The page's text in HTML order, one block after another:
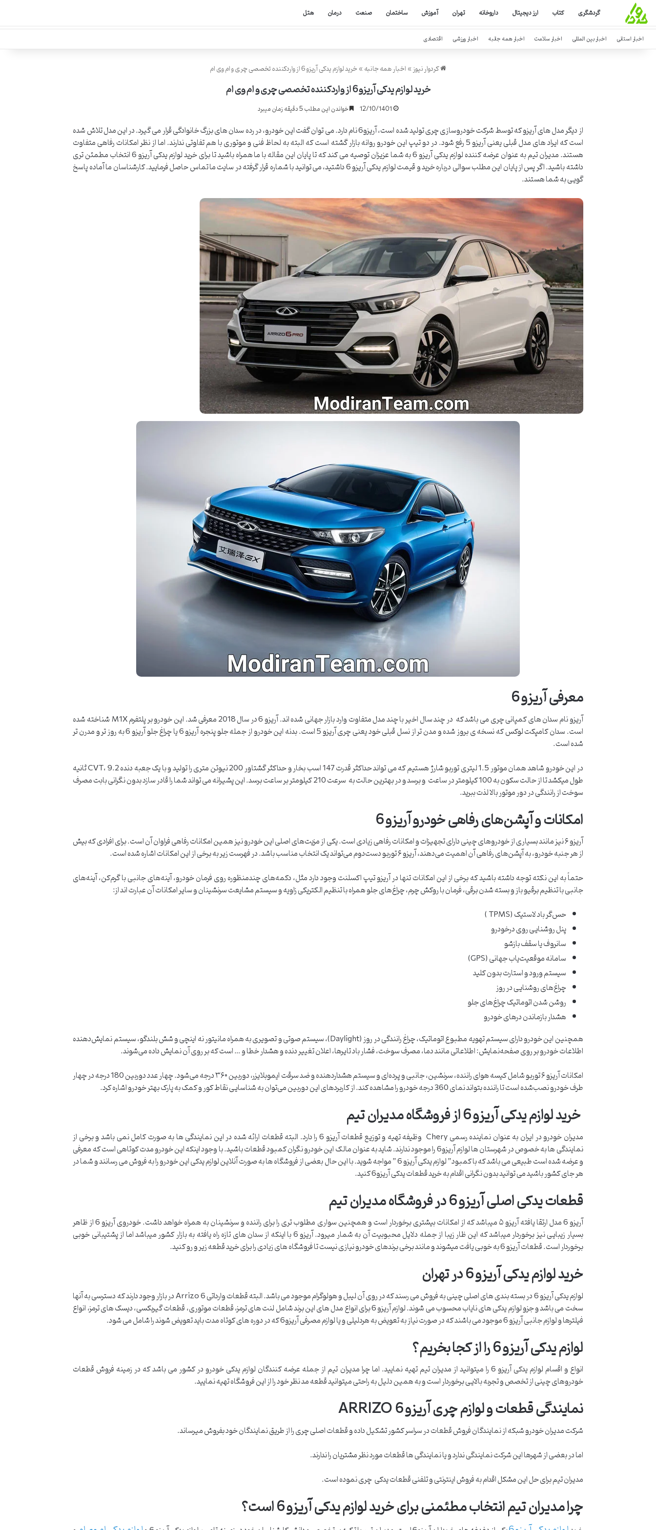
گردشگری کتاب ارز دیجیتال داروخانه تهران آموزش ساختمان صنعت درمان هتل
اخبار استانی اخبار بین المللی اخبار سلامت اخبار همه جانبه اخبار ورزشی اقتصادی
کردوار نیوز»اخبار همه جانبه»خرید لوازم یدکی آریزو 6 از واردکننده تخصصی چری و ام وی ام
خرید لوازم یدکی آریزو 6 از واردکننده تخصصی چری و ام وی ام
12/10/1401 خواندن این مطلب 5 دقیقه زمان میبرد
از دیگر مدل های آریزو که توسط شرکت خودروسازی چری تولید شده است، آریزو6 نام دارد. می توان گفت این خودرو، در رده سدان های بزرگ خانوادگی قرار می گیرد. در این مدل تلاش شده
است که ایراد های مدل قبلی یعنی آریزو 5 رفع شود. در دو تیپ این خودرو روانه بازار گشته است که البته به لحاظ فنی و موتوری با هم تفاوتی ندارند. اما از نظر امکانات رفاهی متفاوت
هستند. مدیران تیم به عنوان عرضه کننده لوازم یدکی آریزو 6 به شما عزیزان توصیه می کند که تا پایان این مقاله با ما همراه باشید تا برای خرید لوازم یدکی آریزو 6 انتخاب مطمئن تری
داشته باشید. اگر پس از پایان این مطلب سوالی درباره خرید و قیمت لوازم یدکی آریزو 6 داشتید، می توانید با شماره قرار گرفته در سایت ما تماس حاصل فرمایید. کارشناسان ما آماده پاسخ
گویی به شما هستند.
معرفی آریزو 6
آریزو نام سدان های کمپانی چری می باشد که در چند سال اخیر با چند مدل متفاوت وارد بازار جهانی شده اند. آریزو 6 در سال 2018 معرفی شد. این خودرو بر پلتفرم M1X شناخته شده
است. سدان کامپکت لوکس که نسخه ی بروز شده و مدن تر از نسل قبلی خود یعنی چری آریزو 5 است. بدنه این خودرو از جمله جلو پنجره آریزو 6 یا چراغ جلو آریزو 6 به روز تر و مدرن تر
شده است.
در این خودرو شاهد همان موتور 1.5 لیتری توربو شارژ هستیم که می تواند حداکثر قدرت 147 اسب بخار و حداکثر گشتاور 200 نیوتن متری را تولید و با یک جعبه دنده CVT، 9.2 ثانیه
طول میکشد تا از حالت سکون به 100 کیلومتر در ساعت و برسد و در بهترین حالت به سرعت 210 کیلومتر بر ساعت برسد. این پشیرانه می تواند شما را قادر سازد بدون نگرانی بابت مصرف
سوخت از رانندگی در دور موتور بالا لذت ببرید.
امکانات و آپشن‌های رفاهی خودرو آریزو 6
آریزو ۶ نیز مانند بسیاری از خودروهای چینی دارای تجهیزات و امکانات رفاهی زیادی است. یکی از مزیت‌های اصلی این خودرو نیز همین امکانات رفاهی فراوان آن است. برای افرادی که بیش
از هر جنبه خودرو، به آپشن‌های رفاهی آن اهمیت می‌دهند، آریزو ۶ توربو دست‌دوم می‌تواند یک انتخاب مناسب باشد. در فهرست زیر به برخی از این امکانات اشاره ‌شده است.
حتماً به این نکته توجه داشته باشید که برخی از این امکانات تنها در آریزو تیپ اکسلنت وجود دارد مثل، دکمه‌های چندمنظوره روی فرمان خودرو، آینه‌های جانبی با گرم‌کن، آینه‌های
جانبی با تنظیم برقیو باز و بسته شدن برقی، فرمان با روکش چرم، چراغ‌های جلو همراه با تنظیم الکتریکی زاویه و سیستم مشایعت سرنشینان و سایر امکانات آن عبارت اند از:
حس‌گر باد لاستیک (TPMS )
پنل روشنایی روی درخودرو
سانروف یا سقف بازشو
سامانه موقعیت‌یاب جهانی (GPS)
سیستم ورود و استارت بدون کلید
چراغ‌های روشنایی در روز
روشن شدن اتوماتیک چراغ‌های جلو
هشدار بازماندن درهای خودرو
همچنین این خودرو دارای سیستم تهویه مطبوع اتوماتیک، چراغ رانندگی در روز (Daylight)، سیستم صوتی و تصویری به همراه مانیتور نه اینچی و شش بلندگو، سیستم نمایش‌دهنده
اطلاعات خودرو بر روی صفحه‌نمایش: اطلاعاتی مانند دما، مصرف سوخت، فشار باد تایرها، اعلان تغییر دنده و هشدار خطا و … است که بر روی آن نمایش داده می‌شوند.
امکانات آریزو ۶ توربو شامل کیسه هوای راننده، سرنشین، جانبی و پرده‌ای و سیستم هشداردهنده و ضد سرقت ایموبلایزر، دوربین ۳۶۰ درجه می‌شود. چهار عدد دوربین 180 درجه در چهار
طرف خودرو نصب‌شده است تا راننده بتواند نمای 360 درجه خودرو را مشاهده کند. از کاربردهای این دوربین می‌توان به شناسایی نقاط کور و کمک به پارک بهتر خودرو اشاره کرد.
خرید لوازم یدکی آریزو 6 از فروشگاه مدیران تیم
مدیران خودرو در ایران به عنوان نماینده رسمی Chery وظیفه تهیه و توزیع قطعات آریزو 6 را دارد. البته قطعات ارائه شده در این نمایندگی ها به صورت کامل نمی باشد و برخی از
نمایندگی ها به خصوص در شهرستان ها لوازم آریزو6 را موجود ندارند. شاید به عنوان مالک این خودرو نگران کمبود قطعات باشید. با وجود اینکه این خودرو مدت کوتاهی است که معرفی
و عرضه شده است طبیعی می باشد که با کمبود” لوازم یدکی آریزو 6 ” مواجه شوید. با این حال بعضی از فروشگاه ها به صورت آنلاین لوازم یدکی این خودرو را به فروش می رسانند و شما در
هر جای کشور باشید می توانید بدون نگرانی اقدام به خرید قطعات یدکی آریزو6 کنید.
قطعات یدکی اصلی آریزو 6 در فروشگاه مدیران تیم
آریزو 6 مدل ارتقا یافته آریزو ۵ میباشد که از امکانات بیشتری برخوردار است و همچنین سواری مطلوب تری را برای راننده و سرنشینان به همراه خواهد داشت. خودروی آریزو 6 از ظاهر
بسیار زیبایی نیز برخوردار میباشد که این ظار زیبا از جمله دلایل محبوبیت آن به شمار میرود. آریزو 6 با اینکه از سدان های تازه راه یافته به بازار کشور میباشد اما از پشتیبانی خوبی
برخوردار است. قطعات آریزو 6 به خوبی یافت میشوند و مانند برخی برندهای خودرو نیازی نیست تا فروشگاه های زیادی را برای خرید قطعه زیر و رو کنید.
خرید لوازم یدکی آریزو 6 در تهران
لوازم یدکی آریزو 6 در بسته بندی های اصلی چینی به فروش می رسند که در روی آن لیبل و هولوگرام موجود می باشد. البته قطعات وارداتی Arrizo 6 در بازار وجود دارند که دسترسی به آنها
سخت می باشد و جزو لوازم یدکی های نایاب محسوب می شوند. لوازم آریزو 6 برای انواع مدل های این برند شامل لنت های ترمز، قطعات موتوری، قطعات گیربکسی، دیسک های ترمز، انواع
فیلترها و لوازم جانبی آریزو 6 موجود می باشند که در صورت نیاز به تعویض به هردلیلی و یا لوازم مصرفی آریزو6 که در دوره های کوتاه مدت باید تعویض شوند را شامل می شود.
لوازم یدکی آریزو 6 را از کجا بخریم؟
انواع و اقسام لوازم یدکی آریزو 6 را میتوانید از مدیران تیم تهیه نمایید. اما چرا مدیران تیم از جمله عرضه کنندگان لوازم یدکی خودرو در کشور می باشد که در زمینه فروش قطعات
خودروهای چینی از تخصص و تجربه بالایی برخوردار است و به همین دلیل به راحتی میتوانید قطعه مد نظر خود را از این فروشگاه تهیه نمایید.
نمایندگی قطعات و لوازم چری آریزوARRIZO 6
شرکت مدیران خودرو شبکه از نمایندگان فروش قطعات در سراسر کشور تشکیل داده و قطعات اصلی چری را از طریق نمایندگان خود بفروش میرساند.
اما در بعضی از شهرها این شرکت نمایندگی ندارد و یا نمایندگی ها قطعات مورد نظر مشتریان را ندارند.
مدیران تیم برای حل این مشکل اقدام به فروش اینترنتی و تلفنی قطعات یدکی چری نموده است.
چرا مدیران تیم انتخاب مطئمنی برای خرید لوازم یدکی آریزو 6 است؟